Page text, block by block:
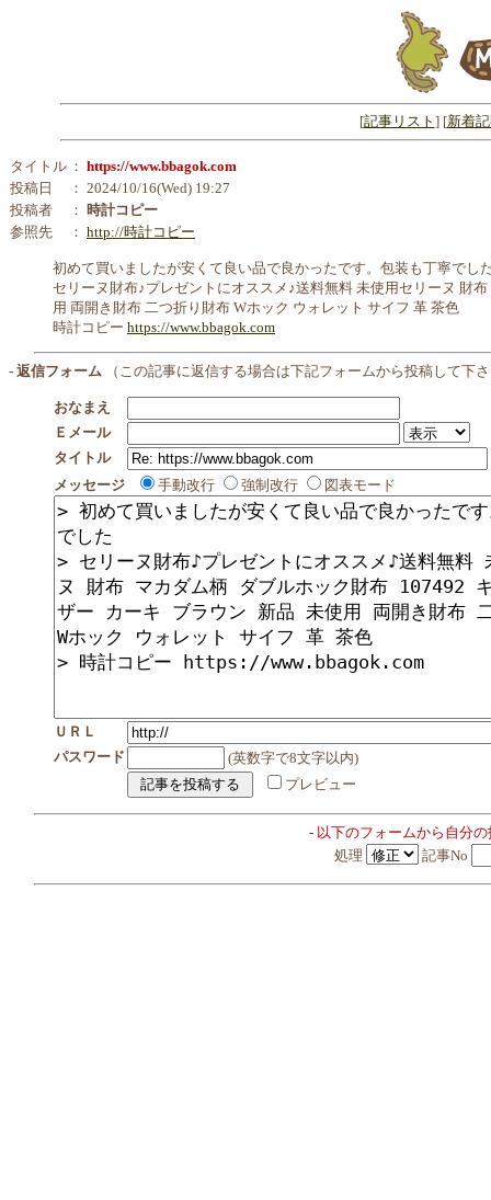
[記事リスト ] [新着
タイトル ： https://www.bbagok.com
投稿日
： 2024/10/16(Wed) 19:27
投稿者
： 時計コピー
参照先
： http://時計コピー
初めて買いましたが安くて良い品で良かったです。包装も丁寧でし
セリーヌ財布♪プレゼントにオススメ♪送料無料 未使用セリーヌ 財
用 両開き財布 二つ折り財布 Wホック ウォレット サイフ 革 茶色
時計コピー https://www.bbagok.com
- 返信フォーム （この記事に返信する場合は下記フォームから投稿して下
おなまえ
Ｅメール
タイトル
メッセージ
手動改行 強制改行 図表モード
ＵＲＬ
パスワード
(英数字で8文字以内)
プレビュー
- 以下のフォームから自分
処理
記事No